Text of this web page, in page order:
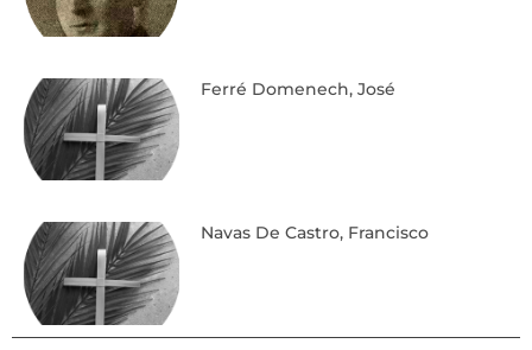
Ferré Domenech, José
Navas De Castro, Francisco